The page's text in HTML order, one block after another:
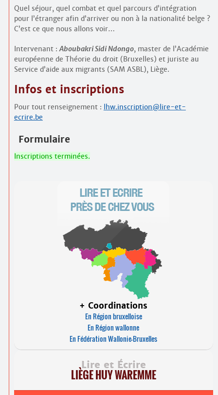
Quel séjour, quel combat et quel parcours d’intégration
pour l’étranger afin d’arriver ou non à la nationalité belge ?
C’est ce que nous allons voir…
Intervenant :Aboubakri Sidi Ndongo, master de l’Académie
européenne de Théorie du droit (Bruxelles) et juriste au
Service d’aide aux migrants (SAM ASBL), Liège.
Infos et inscriptions
Pour tout renseignement : lhw.inscription@lire-et-
ecrire.be
Formulaire
Inscriptions terminées.
+ Coordinations
En Région bruxelloise
En Région wallonne
En Fédération Wallonie-Bruxelles
Lire et Écrire
LIÈGE HUY WAREMME